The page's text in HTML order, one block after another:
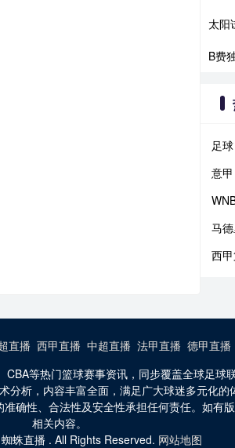
太阳
B费
足球
意甲
马
西
直播 西甲直播 中超直播 法甲直播 德甲直播
等热门篮球赛事资讯，同步覆盖全球足
析，内容丰富全面，满足广大球迷多元化的
确性、合法性及安全性承担任何责任。如有
相关内容。
蛛直播 . All Rights Reserved. 网站地图